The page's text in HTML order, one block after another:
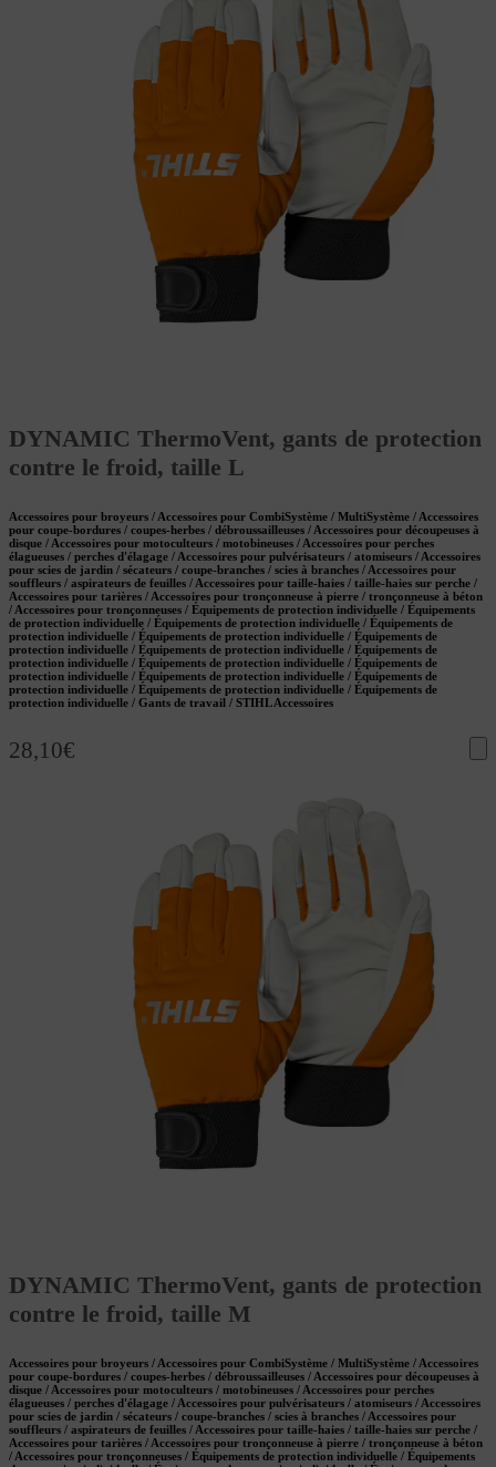
DYNAMIC ThermoVent, gants de protection
contre le froid, taille L
Accessoires pour broyeurs / Accessoires pour CombiSystème / MultiSystème / Accessoires
pour coupe-bordures / coupes-herbes / débroussailleuses / Accessoires pour découpeuses à
disque / Accessoires pour motoculteurs / motobineuses / Accessoires pour perches
élagueuses / perches d'élagage / Accessoires pour pulvérisateurs / atomiseurs / Accessoires
pour scies de jardin / sécateurs / coupe-branches / scies à branches / Accessoires pour
souffleurs / aspirateurs de feuilles / Accessoires pour taille-haies / taille-haies sur perche /
Accessoires pour tarières / Accessoires pour tronçonneuse à pierre / tronçonneuse à béton
/ Accessoires pour tronçonneuses / Équipements de protection individuelle / Équipements
de protection individuelle / Équipements de protection individuelle / Équipements de
protection individuelle / Équipements de protection individuelle / Équipements de
protection individuelle / Équipements de protection individuelle / Équipements de
protection individuelle / Équipements de protection individuelle / Équipements de
protection individuelle / Équipements de protection individuelle / Équipements de
protection individuelle / Équipements de protection individuelle / Équipements de
protection individuelle / Gants de travail / STIHL Accessoires
28,10€
DYNAMIC ThermoVent, gants de protection
contre le froid, taille M
Accessoires pour broyeurs / Accessoires pour CombiSystème / MultiSystème / Accessoires
pour coupe-bordures / coupes-herbes / débroussailleuses / Accessoires pour découpeuses à
disque / Accessoires pour motoculteurs / motobineuses / Accessoires pour perches
élagueuses / perches d'élagage / Accessoires pour pulvérisateurs / atomiseurs / Accessoires
pour scies de jardin / sécateurs / coupe-branches / scies à branches / Accessoires pour
souffleurs / aspirateurs de feuilles / Accessoires pour taille-haies / taille-haies sur perche /
Accessoires pour tarières / Accessoires pour tronçonneuse à pierre / tronçonneuse à béton
/ Accessoires pour tronçonneuses / Équipements de protection individuelle / Équipements